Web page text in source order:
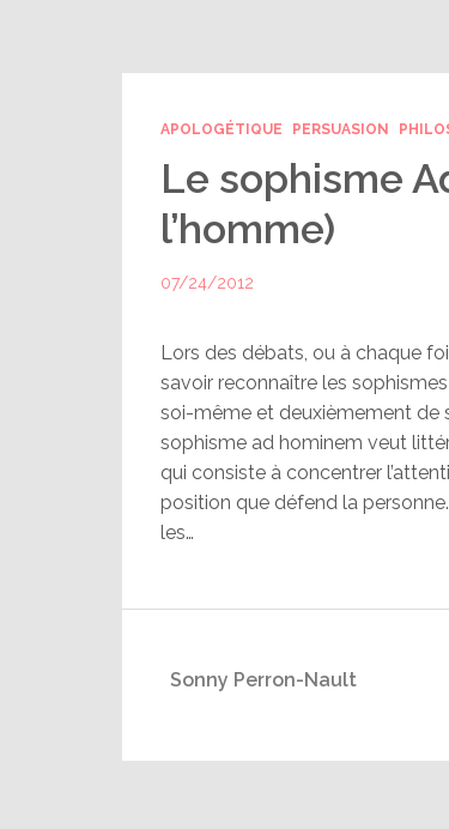
APOLOGÉTIQUE PERSUASION
Le sophisme
l’homme)
07/24/2012
Lors des débats, ou à chaque
savoir reconnaître les
soi-même et deuxièmement de
sophisme ad hominem veut
qui consiste à concentrer
position que défend la
les…
Sonny Perron-Nault